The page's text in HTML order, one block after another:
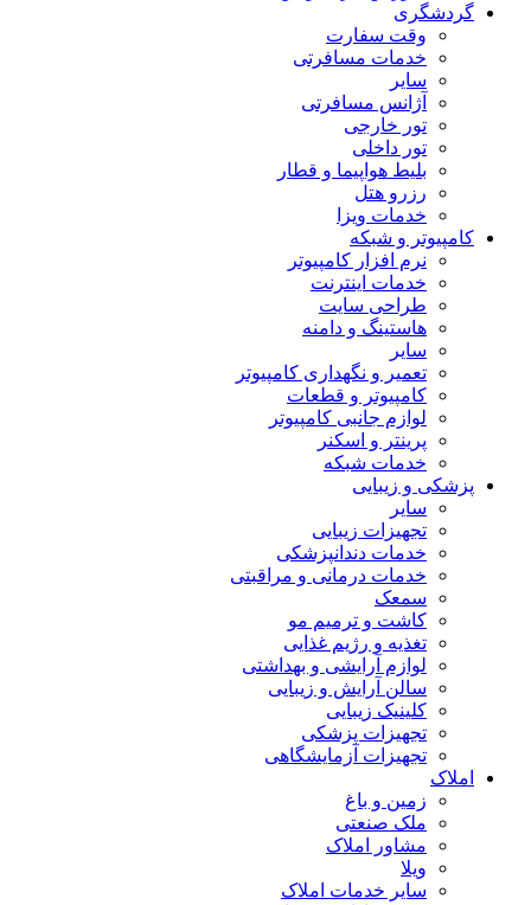
گردشگری
وقت سفارت
خدمات مسافرتی
سایر
آژانس مسافرتی
تور خارجی
تور داخلی
بلیط هواپیما و قطار
رزرو هتل
خدمات ویزا
کامپیوتر و شبکه
نرم افزار کامپیوتر
خدمات اینترنت
طراحی سایت
هاستینگ و دامنه
سایر
تعمیر و نگهداری کامپیوتر
کامپیوتر و قطعات
لوازم جانبی کامپیوتر
پرینتر و اسکنر
خدمات شبکه
پزشکی و زیبایی
سایر
تجهیزات زیبایی
خدمات دندانپزشکی
خدمات درمانی و مراقبتی
سمعک
کاشت و ترمیم مو
تغذیه و رژیم غذایی
لوازم آرایشی و بهداشتی
سالن آرایش و زیبایی
کلینیک زیبایی
تجهیزات پزشکی
تجهیزات آزمایشگاهی
املاک
زمین و باغ
ملک صنعتی
مشاور املاک
ویلا
سایر خدمات املاک